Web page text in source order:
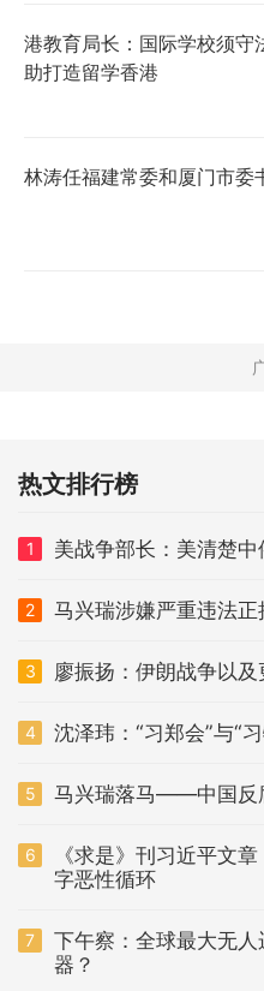
港教育局长：国际学校须守
助打造留学香港
林涛任福建常委和厦门市委
热文排行榜
1 美战争部长：美清楚
2 马兴瑞涉嫌严重违法
3 廖振扬：伊朗战争以
4 沈泽玮：“习郑会”与“
5 马兴瑞落马——中国反
6
《求是》刊习近平文
字恶性循环
7
下午察：全球最大无
器？